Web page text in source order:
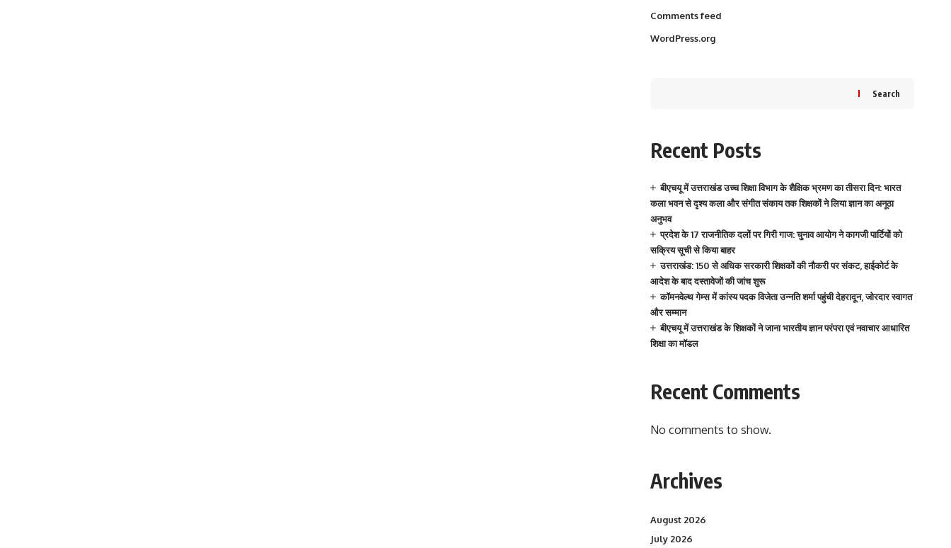
Comments feed
WordPress.org
Search
Recent Posts
बीएचयू में उत्तराखंड उच्च शिक्षा विभाग के शैक्षिक भ्रमण का तीसरा दिन: भारत
कला भवन से दृश्य कला और संगीत संकाय तक शिक्षकों ने लिया ज्ञान का अनूठा
अनुभव
प्रदेश के 17 राजनीतिक दलों पर गिरी गाज: चुनाव आयोग ने कागजी पार्टियों को
सक्रिय सूची से किया बाहर
उत्तराखंड: 150 से अधिक सरकारी शिक्षकों की नौकरी पर संकट, हाईकोर्ट के
आदेश के बाद दस्तावेजों की जांच शुरू
कॉमनवेल्थ गेम्स में कांस्य पदक विजेता उन्नति शर्मा पहुंची देहरादून, जोरदार स्वागत
और सम्मान
बीएचयू में उत्तराखंड के शिक्षकों ने जाना भारतीय ज्ञान परंपरा एवं नवाचार आधारित
शिक्षा का मॉडल
Recent Comments
No comments to show.
Archives
August 2026
July 2026